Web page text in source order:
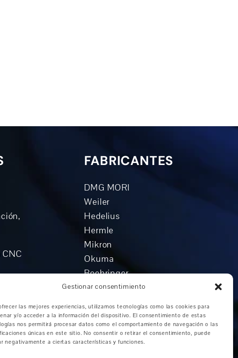
Gestionar consentimiento
las mejores experiencias, utilizamos tecnologías como las cookies para
y/o acceder a la información del dispositivo. El consentimiento de estas
nos permitirá procesar datos como el comportamiento de navegación o las
únicas en este sitio. No consentir o retirar el consentimiento, puede
negativamente a ciertas características y funciones.
universal
vertical
FABRICANTES
DMG MORI
Weiler
Hedelius
Hermle
Mikron
Okuma
Boehringer
Grob
Otros fabricantes